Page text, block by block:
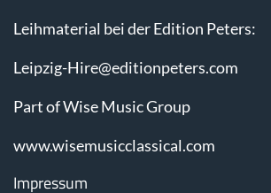
Leihmaterial bei der Edition Peters:
Leipzig-Hire@editionpeters.com
Part of Wise Music Group
www.wisemusicclassical.com
Impressum